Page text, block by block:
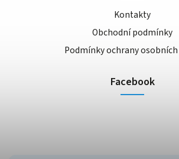
Kontakty
Obchodní podmínky
Podmínky ochrany osobních
Facebook